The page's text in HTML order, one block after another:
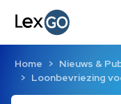
Home
Nieuws &
Loonbevriezing